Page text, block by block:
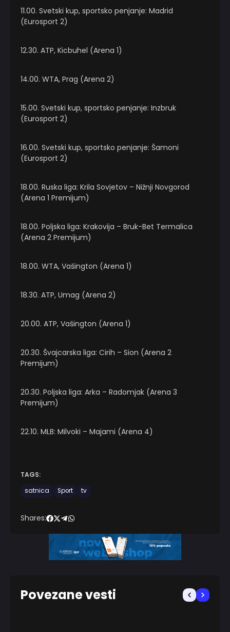
11.00. Svetski kup, sportsko penjanje: Madrid
(Eurosport 2)
12.30. ATP, Kicbuhel (Arena 1)
14.00. WTA, Prag (Arena 2)
15.00. Svetski kup, sportsko penjanje: Inzbruk
(Eurosport 2)
16.00. Svetski kup, sportsko penjanje: Šamoni
(Eurosport 2)
18.00. Ruska liga: Krila Sovjetov – Nižnji Novgorod
(Arena 1 Premijum)
18.00. Poljska liga: Krakovija – Bruk-Bet Termalica
(Arena 2 Premijum)
18.00. WTA, Vašington (Arena 1)
18.30. ATP, Umag (Arena 2)
20.00. ATP, Vašington (Arena 1)
20.30. Švajcarska liga: Cirih – Sion (Arena 2
Premijum)
20.30. Poljska liga: Arka – Radomjak (Arena 3
Premijum)
22.10. MLB: Milvoki – Majami (Arena 4)
TAGS:
satnica
Sport tv
Shares:
Povezane vesti